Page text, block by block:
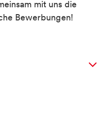
mit uns die
Bewerbungen!